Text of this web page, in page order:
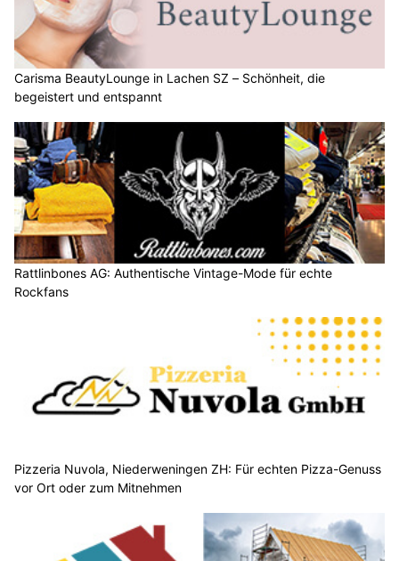
Carisma BeautyLounge in Lachen SZ – Schönheit, die
begeistert und entspannt
Rattlinbones AG: Authentische Vintage-Mode für echte
Rockfans
Pizzeria Nuvola, Niederweningen ZH: Für echten Pizza-Genuss
vor Ort oder zum Mitnehmen